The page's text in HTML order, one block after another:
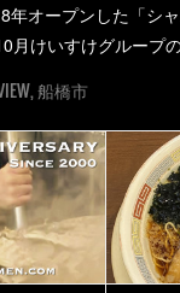
オープンした「シ
月けいすけグループ
船橋市